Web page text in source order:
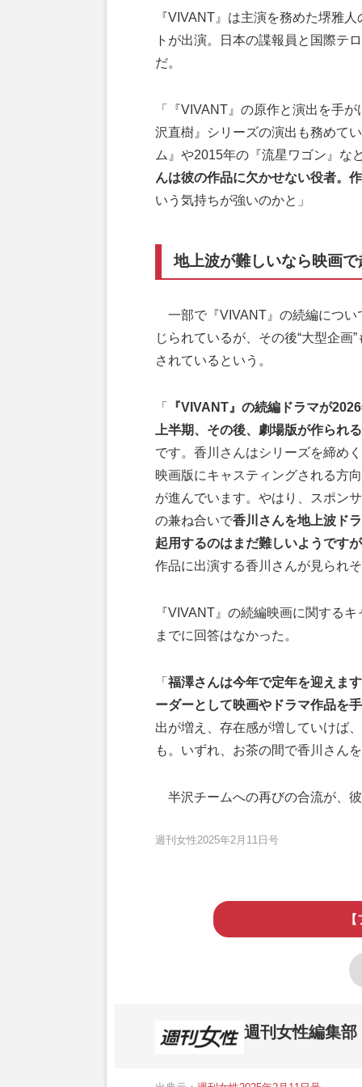
『VIVANT』は主演を務めた堺雅
トが出演。日本の諜報員と国際テ
だ。
「『VIVANT』の原作と演出を手
沢直樹』シリーズの演出も務めて
ム』や2015年の『流星ワゴン』な
んは彼の作品に欠かせない役者。
いう気持ちが強いのかと」
地上波が難しいなら映画で
一部で『VIVANT』の続編につい
じられているが、その後“大型企画”
されているという。
「
『VIVANT』の続編ドラマが
上半期、その後、劇場版が作られる
です。香川さんはシリーズを締め
映画版にキャスティングされる方
が進んでいます。やはり、スポン
の兼ね合いで香川さんを地上波ド
起用するのはまだ難しいようです
作品に出演する香川さんが見られ
『VIVANT』の続編映画に関する
までに回答はなかった。
「 福澤さんは今年で定年を迎えま
ーダーとして映画やドラマ作品を
出が増え、存在感が増していけば
も。いずれ、お茶の間で香川さん
半沢チームへの再びの合流が、
週刊女性2025年2月11日号
週刊女性編集部